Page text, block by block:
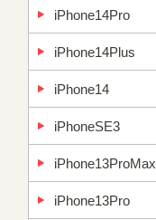
iPhone14Pro
iPhone14Plus
iPhone14
iPhoneSE3
iPhone13ProMax
iPhone13Pro